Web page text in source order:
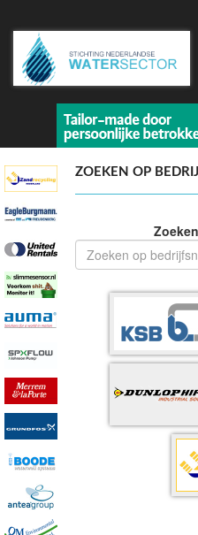
ZOEKEN OP